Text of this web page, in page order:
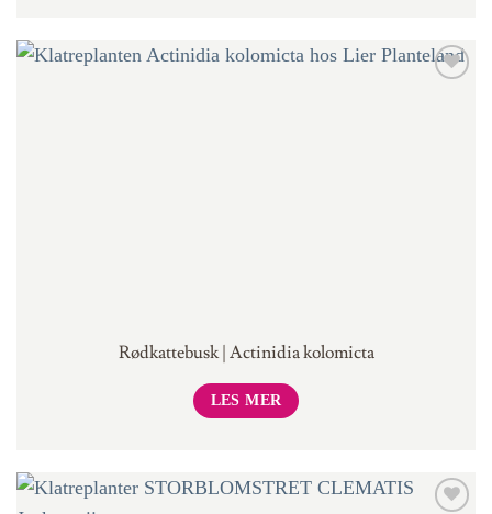
Rødkattebusk | Actinidia kolomicta
LES MER